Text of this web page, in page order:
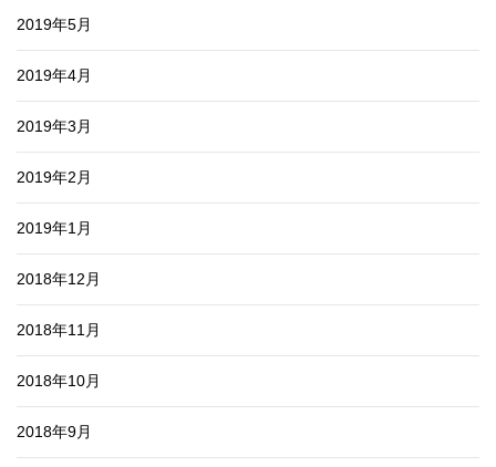
2019年5月
2019年4月
2019年3月
2019年2月
2019年1月
2018年12月
2018年11月
2018年10月
2018年9月